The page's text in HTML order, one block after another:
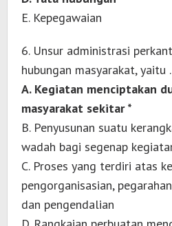
E. Kepegawaian
6. Unsur administrasi
hubungan masyarakat, yaitu
A. Kegiatan menciptakan
masyarakat sekitar *
B. Penyusunan suatu
wadah bagi segenap
C. Proses yang terdiri atas
pengorganisasian,
dan pengendalian